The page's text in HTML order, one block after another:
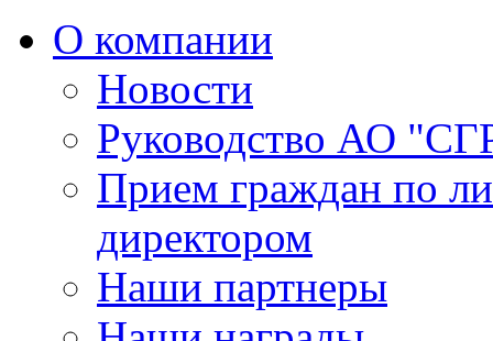
О компании
Новости
Руководство АО
Прием граждан по
директором
Наши партнеры